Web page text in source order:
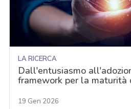
LA RICERCA
Dall'entusiasmo
framework per la maturità
19 Gen 2026